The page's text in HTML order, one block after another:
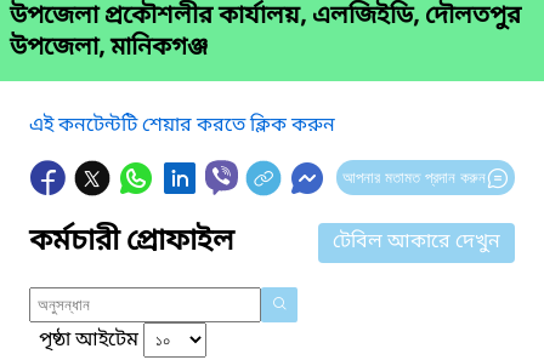
উপজেলা প্রকৌশলীর কার্যালয়, এলজিইডি, দৌলতপুর
উপজেলা, মানিকগঞ্জ
এই কনটেন্টটি শেয়ার করতে ক্লিক করুন
আপনার মতামত প্রদান করুন
কর্মচারী প্রোফাইল টেবিল আকারে দেখুন
পৃষ্ঠা আইটেম